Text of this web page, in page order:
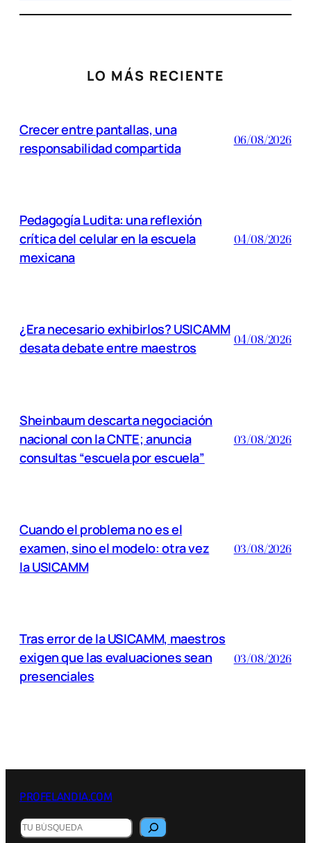
LO MÁS RECIENTE
Crecer entre pantallas, una
responsabilidad compartida
06/08/2026
Pedagogía Ludita: una reflexión
crítica del celular en la escuela
mexicana
04/08/2026
¿Era necesario exhibirlos? USICAMM
desata debate entre maestros
04/08/2026
Sheinbaum descarta negociación
nacional con la CNTE; anuncia
consultas “escuela por escuela”
03/08/2026
Cuando el problema no es el
examen, sino el modelo: otra vez
la USICAMM
03/08/2026
Tras error de la USICAMM, maestros
exigen que las evaluaciones sean
presenciales
03/08/2026
PROFELANDIA.COM
B
u